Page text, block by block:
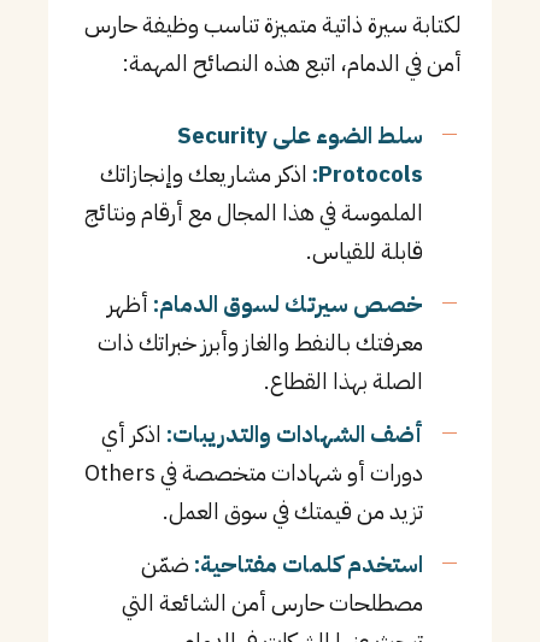
لكتابة سيرة ذاتية متميزة تناسب وظيفة حارس
أمن في الدمام، اتبع هذه النصائح المهمة:
سلط الضوء على Security
Protocols: اذكر مشاريعك وإنجازاتك
الملموسة في هذا المجال مع أرقام ونتائج
قابلة للقياس.
خصص سيرتك لسوق الدمام: أظهر
معرفتك بـالنفط والغاز وأبرز خبراتك ذات
الصلة بهذا القطاع.
أضف الشهادات والتدريبات: اذكر أي
دورات أو شهادات متخصصة في Others
تزيد من قيمتك في سوق العمل.
استخدم كلمات مفتاحية: ضمّن
مصطلحات حارس أمن الشائعة التي